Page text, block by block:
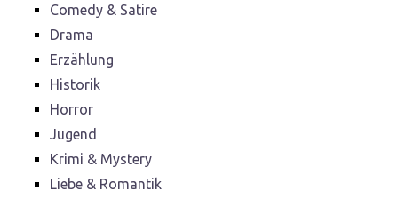
Comedy & Satire
Drama
Erzählung
Historik
Horror
Jugend
Krimi & Mystery
Liebe & Romantik